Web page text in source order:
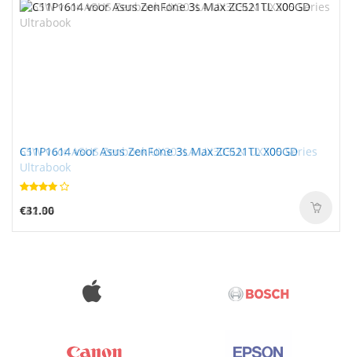
65W voor ASUS Zenbook UX303LA UX303LN UX305 Series
Ultrabook
€42.36
C11P1614 voor Asus ZenFone 3s Max ZC521TL X00GD
€31.00